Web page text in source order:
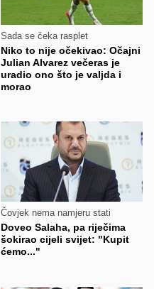
Sada se čeka rasplet
Niko to nije očekivao: Očajni
Julian Alvarez večeras je
uradio ono što je valjda i
morao
Čovjek nema namjeru stati
Doveo Salaha, pa riječima
šokirao cijeli svijet: "Kupit
ćemo..."